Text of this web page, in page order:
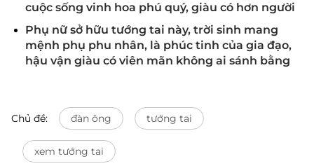
cuộc sống vinh hoa phú quý, giàu có hơn người
Phụ nữ sở hữu tướng tai này, trời sinh mang
mệnh phụ phu nhân, là phúc tinh của gia đạo,
hậu vận giàu có viên mãn không ai sánh bằng
Chủ đề: đàn ông tướng tai
xem tướng tai